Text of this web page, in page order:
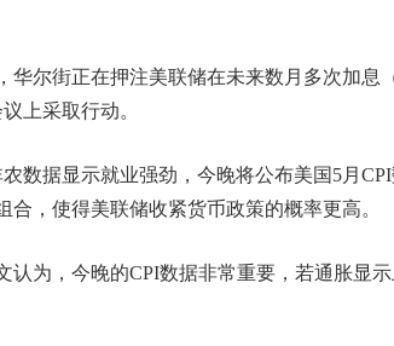
华尔街正在押注美联储在未来数月多次加息
上采取行动。
农数据显示就业强劲，今晚将公布美国5月
，使得美联储收紧货币政策的概率更高。
认为，今晚的CPI数据非常重要，若通胀显